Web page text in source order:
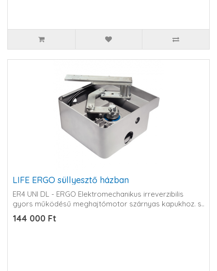
LIFE ERGO süllyesztő házban
ER4 UNI DL - ERGO Elektromechanikus irreverzibilis
gyors működésű meghajtómotor szárnyas kapukhoz. s..
144 000 Ft